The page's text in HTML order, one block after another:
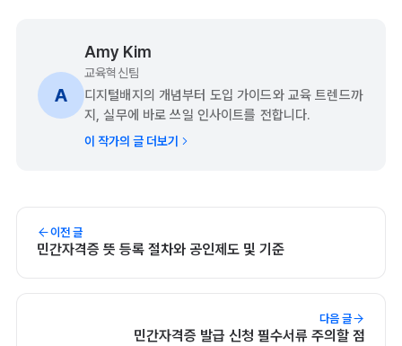
A
Amy Kim
교육혁신팀
디지털배지의 개념부터 도입 가이드와 교육 트렌드까
지, 실무에 바로 쓰일 인사이트를 전합니다.
이 작가의 글 더보기
이전 글
민간자격증 뜻 등록 절차와 공인제도 및 기준
다음 글
민간자격증 발급 신청 필수서류 주의할 점